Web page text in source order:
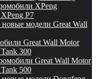
XPeng
P7
новые модели Great Wall
Great Wall Motor
300
Great Wall Motor
500